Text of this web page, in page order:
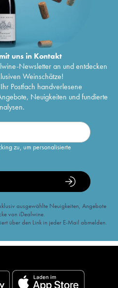
uns in Kontakt
Newsletter an und entdecken
Weinschätze!
Postfach handverlesene
Neuigkeiten und fundierte
zu, um personalisierte
ausgewählte Neuigkeiten, Angebote
von iDealwine.
über den Link in jeder E-Mail abmelden.